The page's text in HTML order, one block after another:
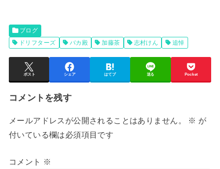
ブログ
ドリフターズ
バカ殿 加藤茶 志村けん 追悼
ポスト シェア はてブ 送る Pocket
コメントを残す
メールアドレスが公開されることはありません。 ※ が
付いている欄は必須項目です
コメント ※